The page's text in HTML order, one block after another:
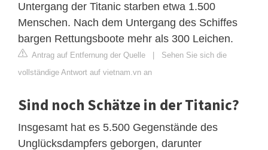
Untergang der Titanic starben etwa 1.500
Menschen. Nach dem Untergang des Schiffes
bargen Rettungsboote mehr als 300 Leichen.
Antrag auf Entfernung der Quelle | Sehen Sie sich die
vollständige Antwort auf vietnam.vn an
Sind noch Schätze in der Titanic?
Insgesamt hat es 5.500 Gegenstände des
Unglücksdampfers geborgen, darunter